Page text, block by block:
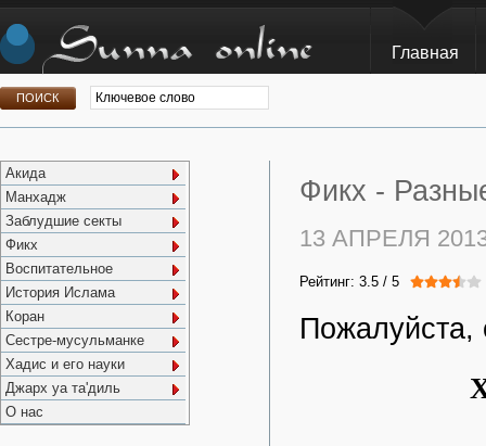
Главная
Акида
Манхадж
Заблудшие секты
Фикх
Воспитательное
История Ислама
Коран
Сестре-мусульманке
Хадис и его науки
Джарх уа та'диль
О нас
Фикх -
13 АПРЕЛЯ
Рейтинг: 3.5 / 5
Пожалуйста,